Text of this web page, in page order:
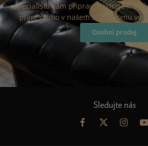
specialista vám připraví nástroje k
přání přímo v našem showroomu ve
Osobní prodej
Sledujte nás